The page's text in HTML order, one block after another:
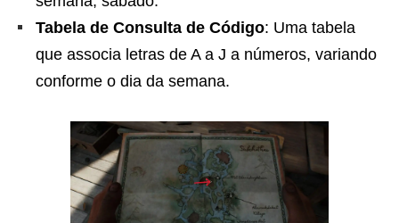
Tabela de Consulta de Código: Uma tabela
que associa letras de A a J a números, variando
conforme o dia da semana.